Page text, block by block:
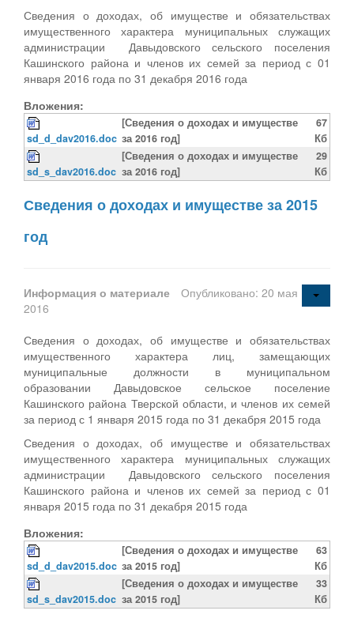
Сведения о доходах, об имуществе и обязательствах
имущественного характера муниципальных служащих
администрации Давыдовского сельского поселения
Кашинского района и членов их семей за период с 01
января 2016 года по 31 декабря 2016 года
Вложения:
sd_d_dav2016.doc
[Сведения о доходах и имуществе
за 2016 год]
67
Кб
sd_s_dav2016.doc
[Сведения о доходах и имуществе
за 2016 год]
29
Кб
Сведения о доходах и имуществе за 2015
год
Информация о материале
Опубликовано: 20 мая
2016
Сведения о доходах, об имуществе и обязательствах
имущественного характера лиц, замещающих
муниципальные должности в муниципальном
образовании Давыдовское сельское поселение
Кашинского района Тверской области, и членов их семей
за период с 1 января 2015 года по 31 декабря 2015 года
Сведения о доходах, об имуществе и обязательствах
имущественного характера муниципальных служащих
администрации Давыдовского сельского поселения
Кашинского района и членов их семей за период с 01
января 2015 года по 31 декабря 2015 года
Вложения:
sd_d_dav2015.doc
[Сведения о доходах и имуществе
за 2015 год]
63
Кб
sd_s_dav2015.doc
[Сведения о доходах и имуществе
за 2015 год]
33
Кб